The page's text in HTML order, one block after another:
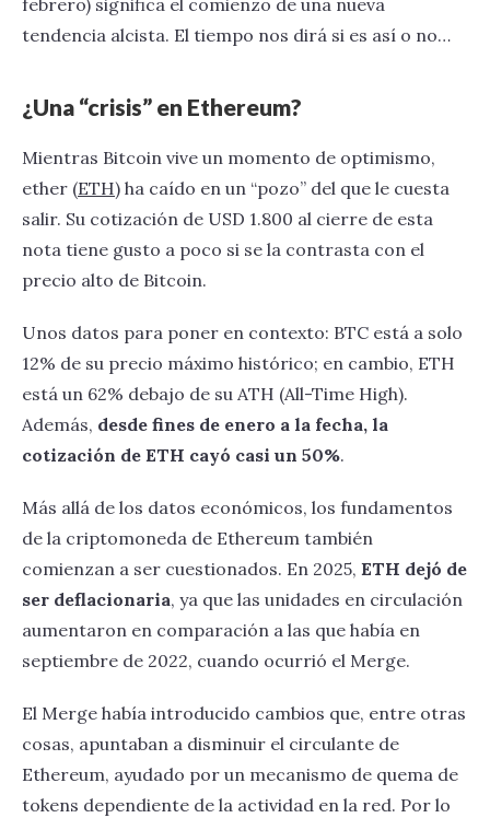
febrero) significa el comienzo de una nueva
tendencia alcista. El tiempo nos dirá si es así o no…
¿Una “crisis” en Ethereum?
Mientras Bitcoin vive un momento de optimismo,
ether (ETH) ha caído en un “pozo” del que le cuesta
salir. Su cotización de USD 1.800 al cierre de esta
nota tiene gusto a poco si se la contrasta con el
precio alto de Bitcoin.
Unos datos para poner en contexto: BTC está a solo
12% de su precio máximo histórico; en cambio, ETH
está un 62% debajo de su ATH (All-Time High).
Además, desde fines de enero a la fecha, la
cotización de ETH cayó casi un 50%.
Más allá de los datos económicos, los fundamentos
de la criptomoneda de Ethereum también
comienzan a ser cuestionados. En 2025, ETH dejó de
ser deflacionaria, ya que las unidades en circulación
aumentaron en comparación a las que había en
septiembre de 2022, cuando ocurrió el Merge.
El Merge había introducido cambios que, entre otras
cosas, apuntaban a disminuir el circulante de
Ethereum, ayudado por un mecanismo de quema de
tokens dependiente de la actividad en la red. Por lo